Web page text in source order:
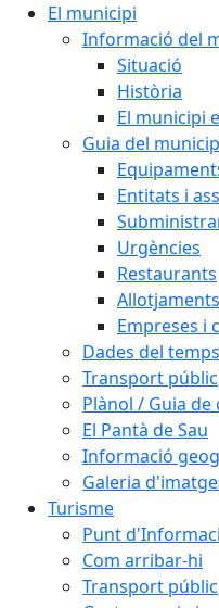
El municipi
Informació del
Situació
Història
El municipi
Guia del
Entitats i
Urgències
Restaurants
Allotjaments
Empreses i
Dades del temps
Transport públic
Plànol / Guia de
El Pantà de Sau
Informació
Galeria
Turisme
Punt
Com arribar-hi
Transport públic